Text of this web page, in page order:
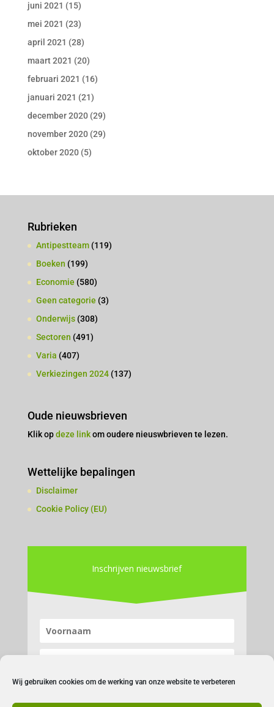
Wij gebruiken cookies om de werking van onze website te verbeteren
juni 2021 (15)
mei 2021 (23)
april 2021 (28)
maart 2021 (20)
februari 2021 (16)
januari 2021 (21)
december 2020(29)
november 2020(29)
oktober 2020(5)
Rubrieken
Antipestteam(119)
Boeken (199)
Economie (580)
Geen categorie (3)
Onderwijs(308)
Sectoren (491)
Varia (407)
Verkiezingen 2024(137)
Oude nieuwsbrieven
Klik opdeze linkom oudere nieuswbrieven te lezen.
Wettelijke bepalingen
Disclaimer
Cookie Policy (EU)
Inschrijven nieuwsbrief